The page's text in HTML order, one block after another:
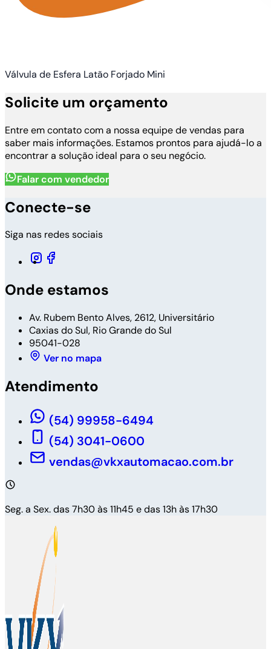
Válvula de Esfera Latão Forjado Mini
Solicite um orçamento
Entre em contato com a nossa equipe de vendas para
saber mais informações. Estamos prontos para ajudá-lo a
encontrar a solução ideal para o seu negócio.
Falar com vendedor
Conecte-se
Siga nas redes sociais
Onde estamos
Av. Rubem Bento Alves, 2612, Universitário
Caxias do Sul, Rio Grande do Sul
95041-028
Ver no mapa
Atendimento
(54) 99958-6494
(54) 3041-0600
vendas@vkxautomacao.com.br
Seg. a Sex. das 7h30 às 11h45 e das 13h às 17h30